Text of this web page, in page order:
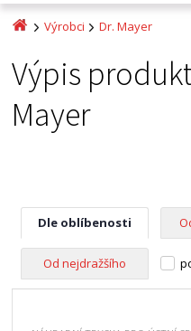
Výrobci Dr. Mayer
Výpis
Mayer
Dle oblíbenosti
Od nejdražšího